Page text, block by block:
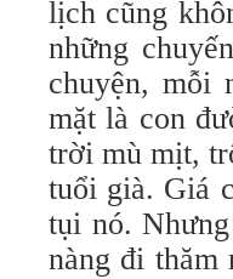
lịch cũng
những
chuyện, mỗi
mặt là con
trời mù mịt,
tuổi già. Giá
tụi nó.
nàng đi